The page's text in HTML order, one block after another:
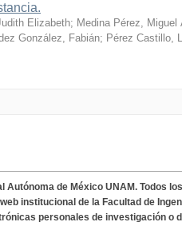
Elizabeth; Medina Pérez, Miguel
González, Fabián; Pérez Castillo,
Autónoma de México UNAM. Todos
institucional de la Facultad de
personales de investigación o